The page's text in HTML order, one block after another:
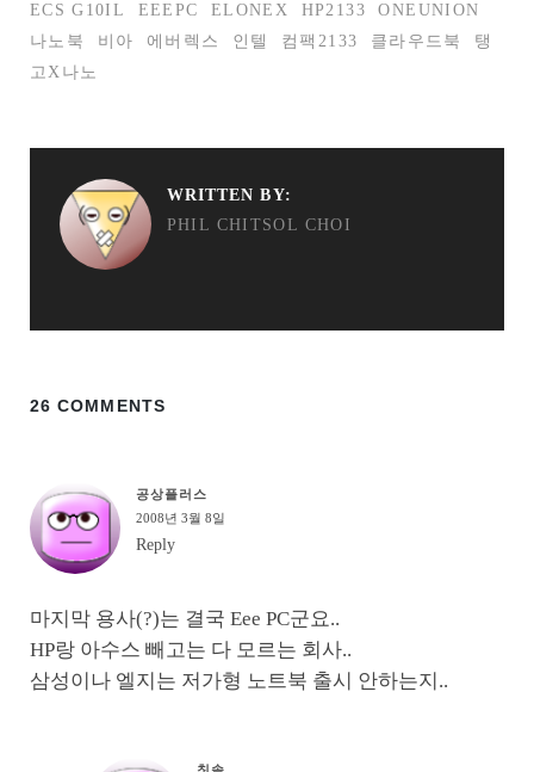
ECS G10IL
EEEPC ELONEX HP2133
ONEUNION
나노북
비아 에버렉스 인텔 컴팩2133 클라우드북
탱
고X나노
WRITTEN BY:
PHIL CHITSOL CHOI
26 COMMENTS
공상플러스
2008년 3월 8일
Reply
마지막 용사(?)는 결국 Eee PC군요..
HP랑 아수스 빼고는 다 모르는 회사..
삼성이나 엘지는 저가형 노트북 출시 안하는지..